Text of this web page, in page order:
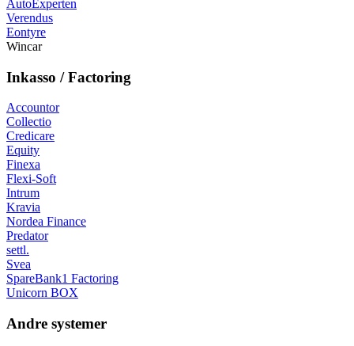
AutoExperten
Verendus
Eontyre
Wincar
Inkasso / Factoring
Accountor
Collectio
Credicare
Equity
Finexa
Flexi-Soft
Intrum
Kravia
Nordea Finance
Predator
settl.
Svea
SpareBank1 Factoring
Unicorn BOX
Andre systemer